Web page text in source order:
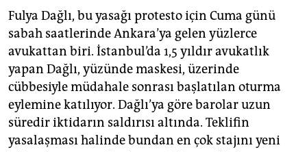
Fulya Dağlı, bu yasağı protesto için Cuma günü
sabah saatlerinde Ankara’ya gelen yüzlerce
avukattan biri. İstanbul’da 1,5 yıldır avukatlık
yapan Dağlı, yüzünde maskesi, üzerinde
cübbesiyle müdahale sonrası başlatılan oturma
eylemine katılıyor. Dağlı’ya göre barolar uzun
süredir iktidarın saldırısı altında. Teklifin
yasalaşması halinde bundan en çok stajını yeni